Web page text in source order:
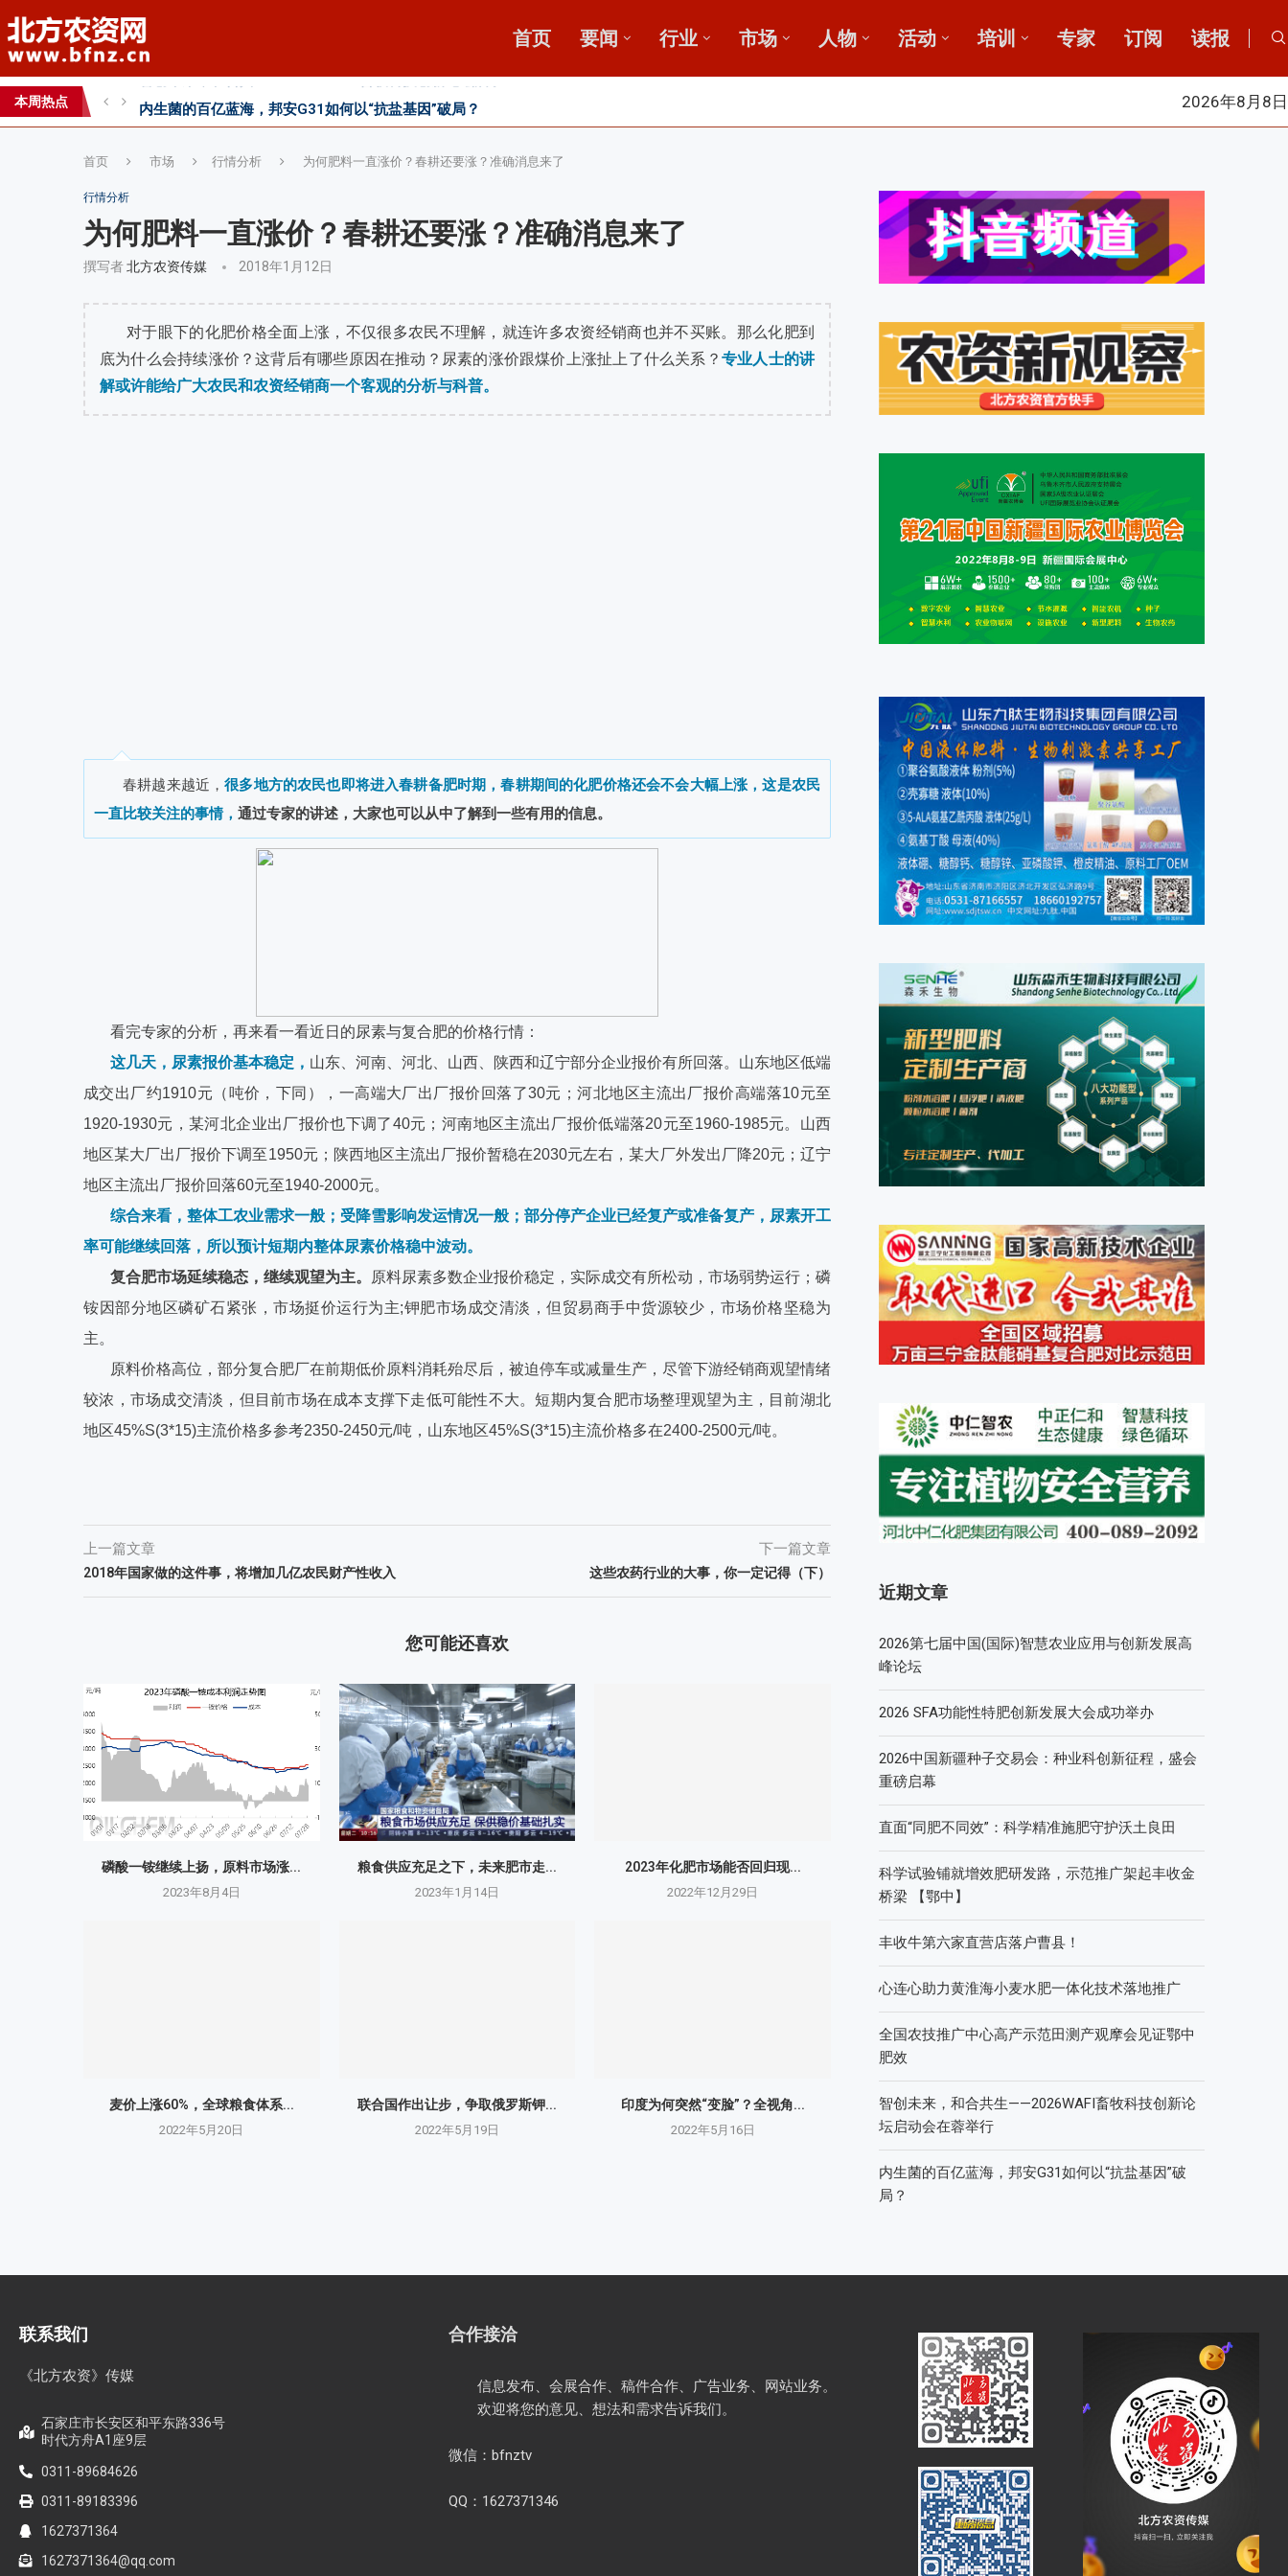
首页 要闻 行业 市场 人物 活动 培训 专家 订阅 读报
本周热点
2026 SFA功能性特肥创新发展大会成功举办
2026年8月8日
首页 市场 行情分析 为何肥料一直涨价？春耕还要涨？准确消息来了
行情分析
为何肥料一直涨价？春耕还要涨？准确消息来了
撰写者北方农资传媒 2018年1月12日
对于眼下的化肥价格全面上涨，不仅很多农民不理解，就连许多农资经销商也并不买账。那么化肥到
底为什么会持续涨价？这背后有哪些原因在推动？尿素的涨价跟煤价上涨扯上了什么关系？ 专业人士的讲
解或许能给广大农民和农资经销商一个客观的分析与科普。
春耕越来越近，很多地方的农民也即将进入春耕备肥时期，春耕期间的化肥价格还会不会大幅上涨，这是农民
一直比较关注的事情， 通过专家的讲述，大家也可以从中了解到一些有用的信息。
看完专家的分析，再来看一看近日的尿素与复合肥的价格行情：
这几天，尿素报价基本稳定， 山东、河南、河北、山西、陕西和辽宁部分企业报价有所回落。山东地区低端
成交出厂约1910元（吨价，下同），一高端大厂出厂报价回落了30元；河北地区主流出厂报价高端落10元至
1920-1930元，某河北企业出厂报价也下调了40元；河南地区主流出厂报价低端落20元至1960-1985元。山西
地区某大厂出厂报价下调至1950元；陕西地区主流出厂报价暂稳在2030元左右，某大厂外发出厂降20元；辽宁
地区主流出厂报价回落60元至1940-2000元。
综合来看，整体工农业需求一般；受降雪影响发运情况一般；部分停产企业已经复产或准备复产，尿素开工
率可能继续回落，所以预计短期内整体尿素价格稳中波动。
复合肥市场延续稳态，继续观望为主。
原料尿素多数企业报价稳定，实际成交有所松动，市场弱势运行；磷
铵因部分地区磷矿石紧张，市场挺价运行为主;钾肥市场成交清淡，但贸易商手中货源较少，市场价格坚稳为
主。
原料价格高位，部分复合肥厂在前期低价原料消耗殆尽后，被迫停车或减量生产，尽管下游经销商观望情绪
较浓，市场成交清淡，但目前市场在成本支撑下走低可能性不大。短期内复合肥市场整理观望为主，目前湖北
地区45%S(3*15)主流价格多参考2350-2450元/吨，山东地区45%S(3*15)主流价格多在2400-2500元/吨。
上一篇文章
2018年国家做的这件事，将增加几亿农民财产性收入
下一篇文章
这些农药行业的大事，你一定记得（下）
您可能还喜欢
磷酸一铵继续上扬，原料市场涨...
2023年8月4日
粮食供应充足之下，未来肥市走...
2023年1月14日
2023年化肥市场能否回归现...
2022年12月29日
麦价上涨60%，全球粮食体系...
2022年5月20日
联合国作出让步，争取俄罗斯钾...
2022年5月19日
印度为何突然“变脸”？全视角...
2022年5月16日
近期文章
2026第七届中国(国际)智慧农业应用与创新发展高
峰论坛
2026 SFA功能性特肥创新发展大会成功举办
2026中国新疆种子交易会：种业科创新征程，盛会
重磅启幕
直面“同肥不同效”：科学精准施肥守护沃土良田
科学试验铺就增效肥研发路，示范推广架起丰收金
桥梁 【鄂中】
丰收牛第六家直营店落户曹县！
心连心助力黄淮海小麦水肥一体化技术落地推广
全国农技推广中心高产示范田测产观摩会见证鄂中
肥效
智创未来，和合共生——2026WAFI畜牧科技创新论
坛启动会在蓉举行
内生菌的百亿蓝海，邦安G31如何以“抗盐基因”破
局？
联系我们
《北方农资》传媒
石家庄市长安区和平东路336号
时代方舟A1座9层
0311-89684626
0311-89183396
1627371364
1627371364@qq.com
合作接洽
信息发布、会展合作、稿件合作、广告业务、网站业务。
欢迎将您的意见、想法和需求告诉我们。
微信：bfnztv
QQ：1627371346